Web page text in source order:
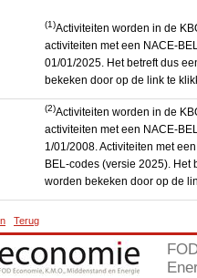
(1)Activiteiten worden in de
activiteiten met een NACE-
01/01/2025. Het betreft dus
bekeken door op de link te
(2)Activiteiten worden in de
activiteiten met een NACE-
1/01/2008. Activiteiten met
BEL-codes (versie 2025).
worden bekeken door op de
Terug